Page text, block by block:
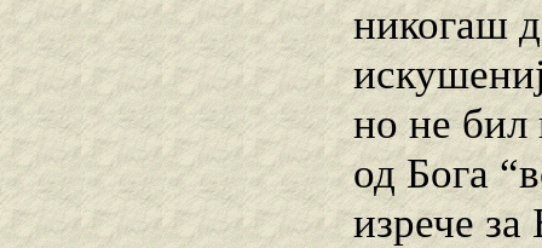
никогаш
но не бил
од Бога
изрече